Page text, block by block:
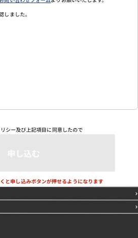
しました。
シー及び上記項目に同意したので
くと申し込みボタンが押せるようになります